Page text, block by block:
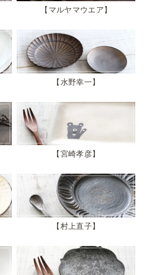
マルヤマウエア
水野幸一
宮崎孝彦
村上直子